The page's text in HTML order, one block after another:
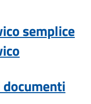
semplice